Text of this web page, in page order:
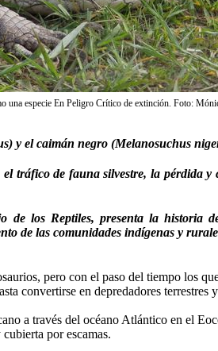
una especie En Peligro Crítico de extinción. Foto:
y el caimán negro (Melanosuchus
tráfico de fauna silvestre, la pérdida y
los Reptiles, presenta la historia
de las comunidades indígenas y
pero con el paso del tiempo los
convertirse en depredadores terrestres
a través del océano Atlántico en el
por escamas.